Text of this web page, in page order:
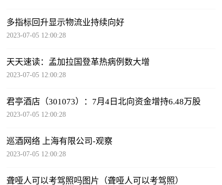
多指标回升显示物流业持续向好
2023-07-05 12:00:28
天天速读：孟加拉国登革热病例数大增
2023-07-05 12:00:28
君亭酒店（301073）：7月4日北向资金增持6.48万股
2023-07-05 12:00:28
巡酒网络 上海有限公司-观察
2023-07-05 12:00:28
聋哑人可以考驾照吗图片（聋哑人可以考驾照）